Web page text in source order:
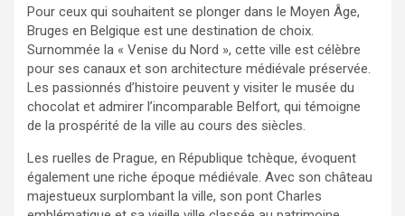
Pour ceux qui souhaitent se plonger dans le Moyen Âge,
Bruges en Belgique est une destination de choix.
Surnommée la « Venise du Nord », cette ville est célèbre
pour ses canaux et son architecture médiévale préservée.
Les passionnés d’histoire peuvent y visiter le musée du
chocolat et admirer l’incomparable Belfort, qui témoigne
de la prospérité de la ville au cours des siècles.
Les ruelles de Prague, en République tchèque, évoquent
également une riche époque médiévale. Avec son château
majestueux surplombant la ville, son pont Charles